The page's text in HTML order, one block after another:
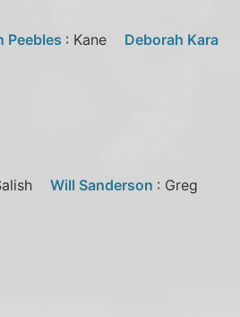
Peebles : Kane Deborah Kara
Will Sanderson : Greg